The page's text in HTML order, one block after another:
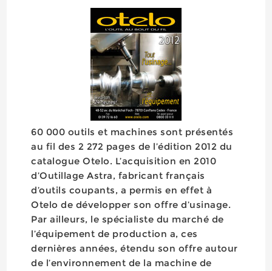
60 000 outils et machines sont présentés
au fil des 2 272 pages de l’édition 2012 du
catalogue Otelo. L’acquisition en 2010
d’Outillage Astra, fabricant français
d’outils coupants, a permis en effet à
Otelo de développer son offre d’usinage.
Par ailleurs, le spécialiste du marché de
l’équipement de production a, ces
dernières années, étendu son offre autour
de l’environnement de la machine de